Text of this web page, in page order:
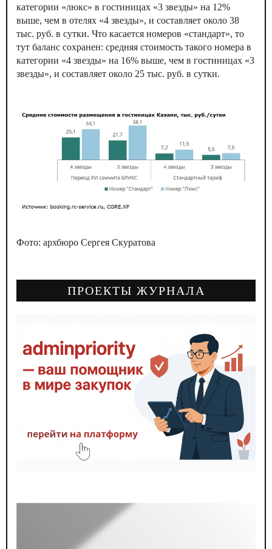
категории «люкс» в гостиницах «3 звезды» на 12%
выше, чем в отелях «4 звезды», и составляет около 38
тыс. руб. в сутки. Что касается номеров «стандарт», то
тут баланс сохранен: средняя стоимость такого номера в
категории «4 звезды» на 16% выше, чем в гостиницах «3
звезды», и составляет около 25 тыс. руб. в сутки.
Фото: архбюро Сергея Скуратова
ПРОЕКТЫ ЖУРНАЛА